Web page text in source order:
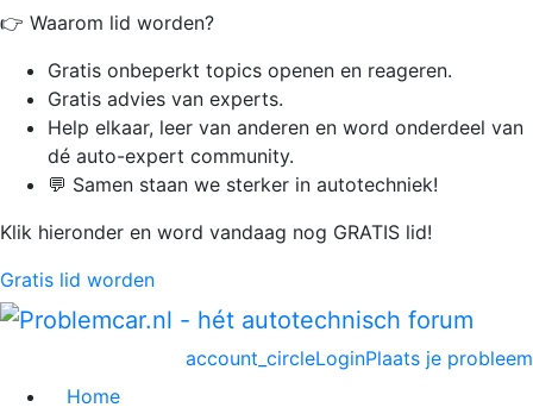
👉 Waarom lid worden?
Gratis onbeperkt topics openen en reageren.
Gratis advies van experts.
Help elkaar, leer van anderen en word onderdeel van
dé auto-expert community.
💬 Samen staan we sterker in autotechniek!
Klik hieronder en word vandaag nog GRATIS lid!
Gratis lid worden
Plaats je probleem
account_circleLogin
Home